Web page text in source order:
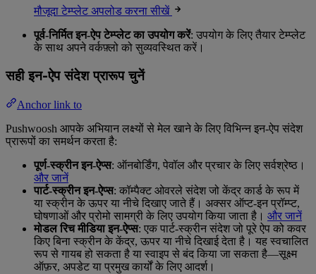
मौजूदा टेम्प्लेट अपलोड करना सीखें
पूर्व-निर्मित इन-ऐप टेम्प्लेट का उपयोग करें: उपयोग के लिए तैयार टेम्प्लेट
के साथ अपने वर्कफ़्लो को सुव्यवस्थित करें।
सही इन-ऐप संदेश प्रारूप चुनें
Anchor link to
Pushwoosh आपके अभियान लक्ष्यों से मेल खाने के लिए विभिन्न इन-ऐप संदेश
प्रारूपों का समर्थन करता है:
पूर्ण-स्क्रीन इन-ऐप्स: ऑनबोर्डिंग, पेवॉल और प्रचार के लिए सर्वश्रेष्ठ।
और जानें
पार्ट-स्क्रीन इन-ऐप्स: कॉम्पैक्ट ओवरले संदेश जो केंद्र कार्ड के रूप में
या स्क्रीन के ऊपर या नीचे दिखाए जाते हैं। अक्सर ऑप्ट-इन प्रॉम्प्ट,
घोषणाओं और प्रोमो सामग्री के लिए उपयोग किया जाता है। और जानें
मोडल रिच मीडिया इन-ऐप्स: एक पार्ट-स्क्रीन संदेश जो पूरे ऐप को कवर
किए बिना स्क्रीन के केंद्र, ऊपर या नीचे दिखाई देता है। यह स्वचालित
रूप से गायब हो सकता है या स्वाइप से बंद किया जा सकता है—सूक्ष्म
ऑफ़र, अपडेट या प्रमुख कार्यों के लिए आदर्श।